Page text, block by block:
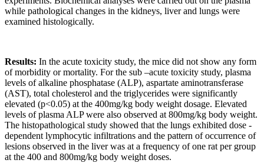
while pathological changes in the kidneys, liver and lungs were
examined histologically.
Results: In the acute toxicity study, the mice did not show any form
of morbidity or mortality. For the sub –acute toxicity study, plasma
levels of alkaline phosphatase (ALP), aspartate aminotransferase
(AST), total cholesterol and the triglycerides were significantly
elevated (p<0.05) at the 400mg/kg body weight dosage. Elevated
levels of plasma ALP were also observed at 800mg/kg body weight.
The histopathological study showed that the lungs exhibited dose -
dependent lymphocytic infiltrations and the pattern of occurrence of
lesions observed in the liver was at a frequency of one rat per group
at the 400 and 800mg/kg body weight doses.